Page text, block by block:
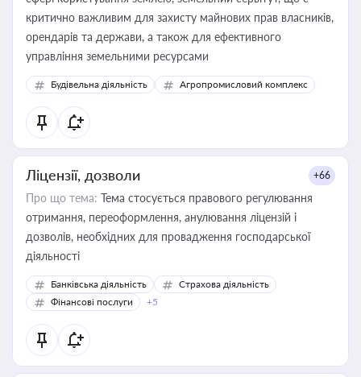
критично важливим для захисту майнових прав власників,
орендарів та держави, а також для ефективного
управління земельними ресурсами
Будівельна діяльність Агропромисловий комплекс
Ліцензії, дозволи +66
Про що тема: Тема стосується правового регулювання
отримання, переоформлення, анулювання ліцензій і
дозволів, необхідних для провадження господарської
діяльності
Банківська діяльність
Страхова діяльність
Фінансові послуги
+5